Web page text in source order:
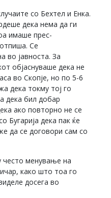
со Бехтел и Енка.
дека нема да ги
имаше прес-
Се
во јавноста. За
објаснуваше дека не
во Скопје, но по 5-6
дека токму тој го
дека бил добар
ако повторно не се
Бугарија дека пак ќе
да се договори сам со
често менување на
како што тоа го
досега во